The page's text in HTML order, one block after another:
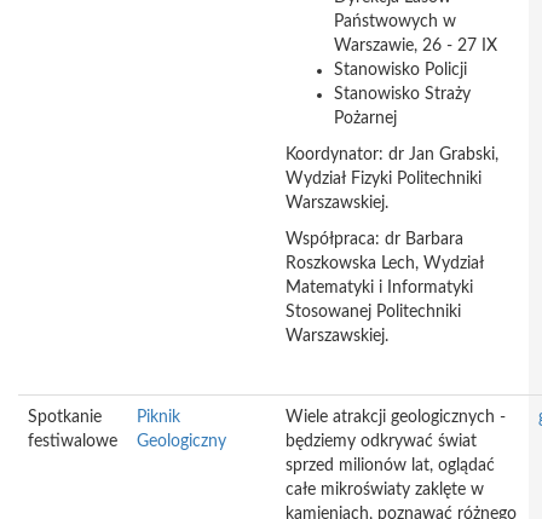
Państwowych w
Warszawie, 26 - 27 IX
Stanowisko Policji
Stanowisko Straży
Pożarnej
Koordynator: dr Jan Grabski,
Wydział Fizyki Politechniki
Warszawskiej.
Współpraca: dr Barbara
Roszkowska Lech, Wydział
Matematyki i Informatyki
Stosowanej Politechniki
Warszawskiej.
Spotkanie
festiwalowe
Piknik
Geologiczny
Wiele atrakcji geologicznych -
będziemy odkrywać świat
sprzed milionów lat, oglądać
całe mikroświaty zaklęte w
kamieniach, poznawać różnego